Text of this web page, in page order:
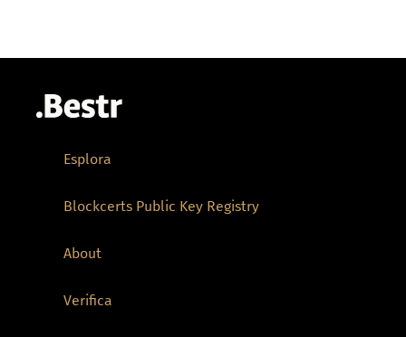
Esplora
Blockcerts Public Key Registry
About
Verifica